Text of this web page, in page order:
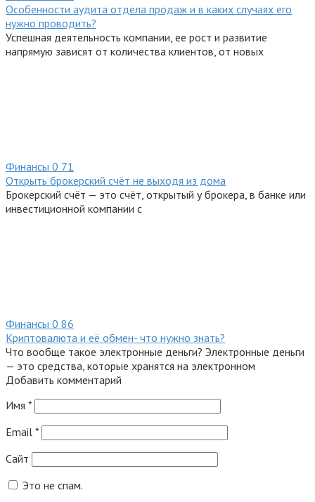
Особенности аудита отдела продаж и в каких случаях его
нужно проводить?
Успешная деятельность компании, ее рост и развитие
напрямую зависят от количества клиентов, от новых
Финансы 0 71
Открыть брокерский счёт не выходя из дома
Брокерский счёт — это счёт, открытый у брокера, в банке или
инвестиционной компании с
Финансы 0 86
Криптовалюта и её обмен- что нужно знать?
Что вообще такое электронные деньги? Электронные деньги
— это средства, которые хранятся на электронном
Добавить комментарий
Имя *
Email *
Сайт
Это не спам.